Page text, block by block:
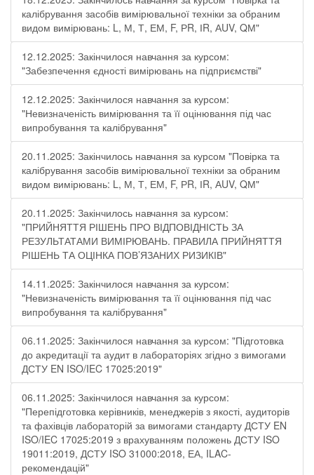
калібрування засобів вимірювальної техніки за обраним
видом вимірювань: L, М, Т, ЕМ, F, РR, ІR, АUV, QМ"
12.12.2025: Закінчилося навчання за курсом:
"Забезпечення єдності вимірювань на підприємстві"
12.12.2025: Закінчилося навчання за курсом:
"Невизначеність вимірювання та її оцінювання під час
випробування та калібрування"
20.11.2025: Закінчилось навчання за курсом "Повірка та
калібрування засобів вимірювальної техніки за обраним
видом вимірювань: L, М, Т, ЕМ, F, РR, ІR, АUV, QМ"
20.11.2025: Закінчилось навчання за курсом:
"ПРИЙНЯТТЯ РІШЕНЬ ПРО ВІДПОВІДНІСТЬ ЗА
РЕЗУЛЬТАТАМИ ВИМІРЮВАНЬ. ПРАВИЛА ПРИЙНЯТТЯ
РІШЕНЬ ТА ОЦІНКА ПОВ’ЯЗАНИХ РИЗИКІВ"
14.11.2025: Закінчилося навчання за курсом:
"Невизначеність вимірювання та її оцінювання під час
випробування та калібрування"
06.11.2025: Закінчилося навчання за курсом: "Підготовка
до акредитації та аудит в лабораторіях згідно з вимогами
ДСТУ EN ISO/IEC 17025:2019"
06.11.2025: Закінчилося навчання за курсом:
"Перепідготовка керівників, менеджерів з якості, аудиторів
та фахівців лабораторій за вимогами стандарту ДСТУ EN
ISO/IEC 17025:2019 з врахуванням положень ДСТУ ISO
19011:2019, ДСТУ ISO 31000:2018, ЕА, ILAC-
рекомендацій"